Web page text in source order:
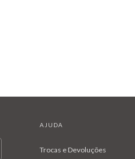
AJUDA
Trocas e Devoluções